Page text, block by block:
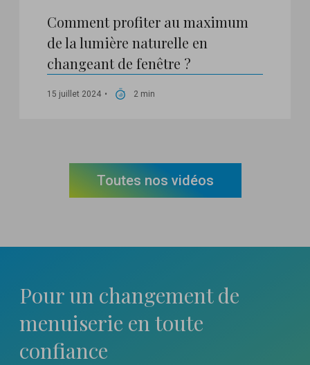
Comment profiter au maximum
de la lumière naturelle en
changeant de fenêtre ?
15 juillet 2024 2 min
Toutes nos vidéos
Pour un changementde
menuiserie en toute
confiance